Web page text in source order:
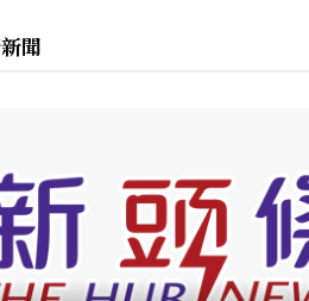
聞